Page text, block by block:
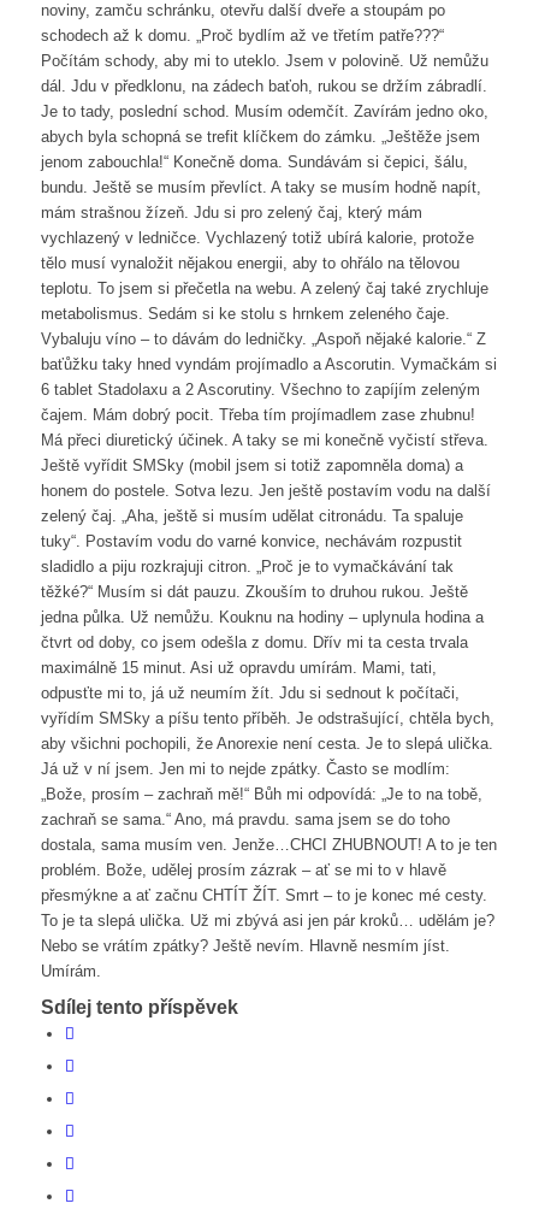
noviny, zamču schránku, otevřu další dveře a stoupám po
schodech až k domu. „Proč bydlím až ve třetím patře???“
Počítám schody, aby mi to uteklo. Jsem v polovině. Už nemůžu
dál. Jdu v předklonu, na zádech baťoh, rukou se držím zábradlí.
Je to tady, poslední schod. Musím odemčít. Zavírám jedno oko,
abych byla schopná se trefit klíčkem do zámku. „Ještěže jsem
jenom zabouchla!“ Konečně doma. Sundávám si čepici, šálu,
bundu. Ještě se musím převlíct. A taky se musím hodně napít,
mám strašnou žízeň. Jdu si pro zelený čaj, který mám
vychlazený v ledničce. Vychlazený totiž ubírá kalorie, protože
tělo musí vynaložit nějakou energii, aby to ohřálo na tělovou
teplotu. To jsem si přečetla na webu. A zelený čaj také zrychluje
metabolismus. Sedám si ke stolu s hrnkem zeleného čaje.
Vybaluju víno – to dávám do ledničky. „Aspoň nějaké kalorie.“ Z
baťůžku taky hned vyndám projímadlo a Ascorutin. Vymačkám si
6 tablet Stadolaxu a 2 Ascorutiny. Všechno to zapíjím zeleným
čajem. Mám dobrý pocit. Třeba tím projímadlem zase zhubnu!
Má přeci diuretický účinek. A taky se mi konečně vyčistí střeva.
Ještě vyřídit SMSky (mobil jsem si totiž zapomněla doma) a
honem do postele. Sotva lezu. Jen ještě postavím vodu na další
zelený čaj. „Aha, ještě si musím udělat citronádu. Ta spaluje
tuky“. Postavím vodu do varné konvice, nechávám rozpustit
sladidlo a piju rozkrajuji citron. „Proč je to vymačkávání tak
těžké?“ Musím si dát pauzu. Zkouším to druhou rukou. Ještě
jedna půlka. Už nemůžu. Kouknu na hodiny – uplynula hodina a
čtvrt od doby, co jsem odešla z domu. Dřív mi ta cesta trvala
maximálně 15 minut. Asi už opravdu umírám. Mami, tati,
odpusťte mi to, já už neumím žít. Jdu si sednout k počítači,
vyřídím SMSky a píšu tento příběh. Je odstrašující, chtěla bych,
aby všichni pochopili, že Anorexie není cesta. Je to slepá ulička.
Já už v ní jsem. Jen mi to nejde zpátky. Často se modlím:
„Bože, prosím – zachraň mě!“ Bůh mi odpovídá: „Je to na tobě,
zachraň se sama.“ Ano, má pravdu. sama jsem se do toho
dostala, sama musím ven. Jenže…CHCI ZHUBNOUT! A to je ten
problém. Bože, udělej prosím zázrak – ať se mi to v hlavě
přesmýkne a ať začnu CHTÍT ŽÍT. Smrt – to je konec mé cesty.
To je ta slepá ulička. Už mi zbývá asi jen pár kroků… udělám je?
Nebo se vrátím zpátky? Ještě nevím. Hlavně nesmím jíst.
Umírám.
Sdílej tento příspěvek